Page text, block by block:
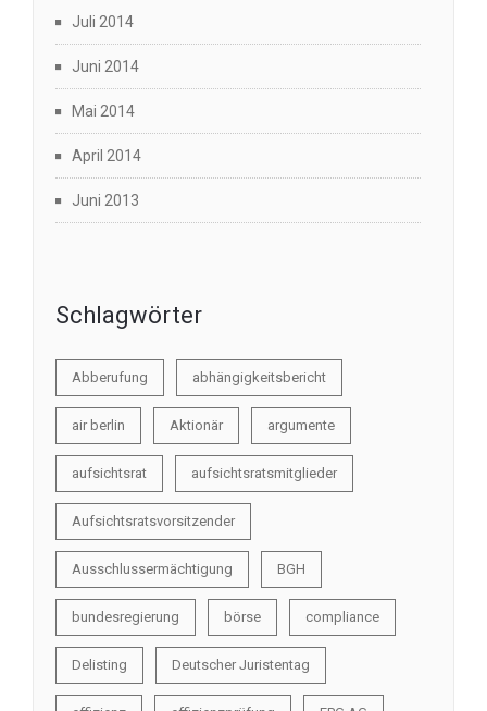
Juli 2014
Juni 2014
Mai 2014
April 2014
Juni 2013
Schlagwörter
Abberufung abhängigkeitsbericht
air berlin Aktionär argumente
aufsichtsrat aufsichtsratsmitglieder
Aufsichtsratsvorsitzender
Ausschlussermächtigung BGH
bundesregierung börse compliance
Delisting Deutscher Juristentag